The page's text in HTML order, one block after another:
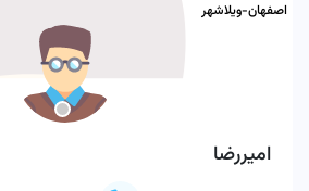
اصفهان-ویلاشهر
امیررضا